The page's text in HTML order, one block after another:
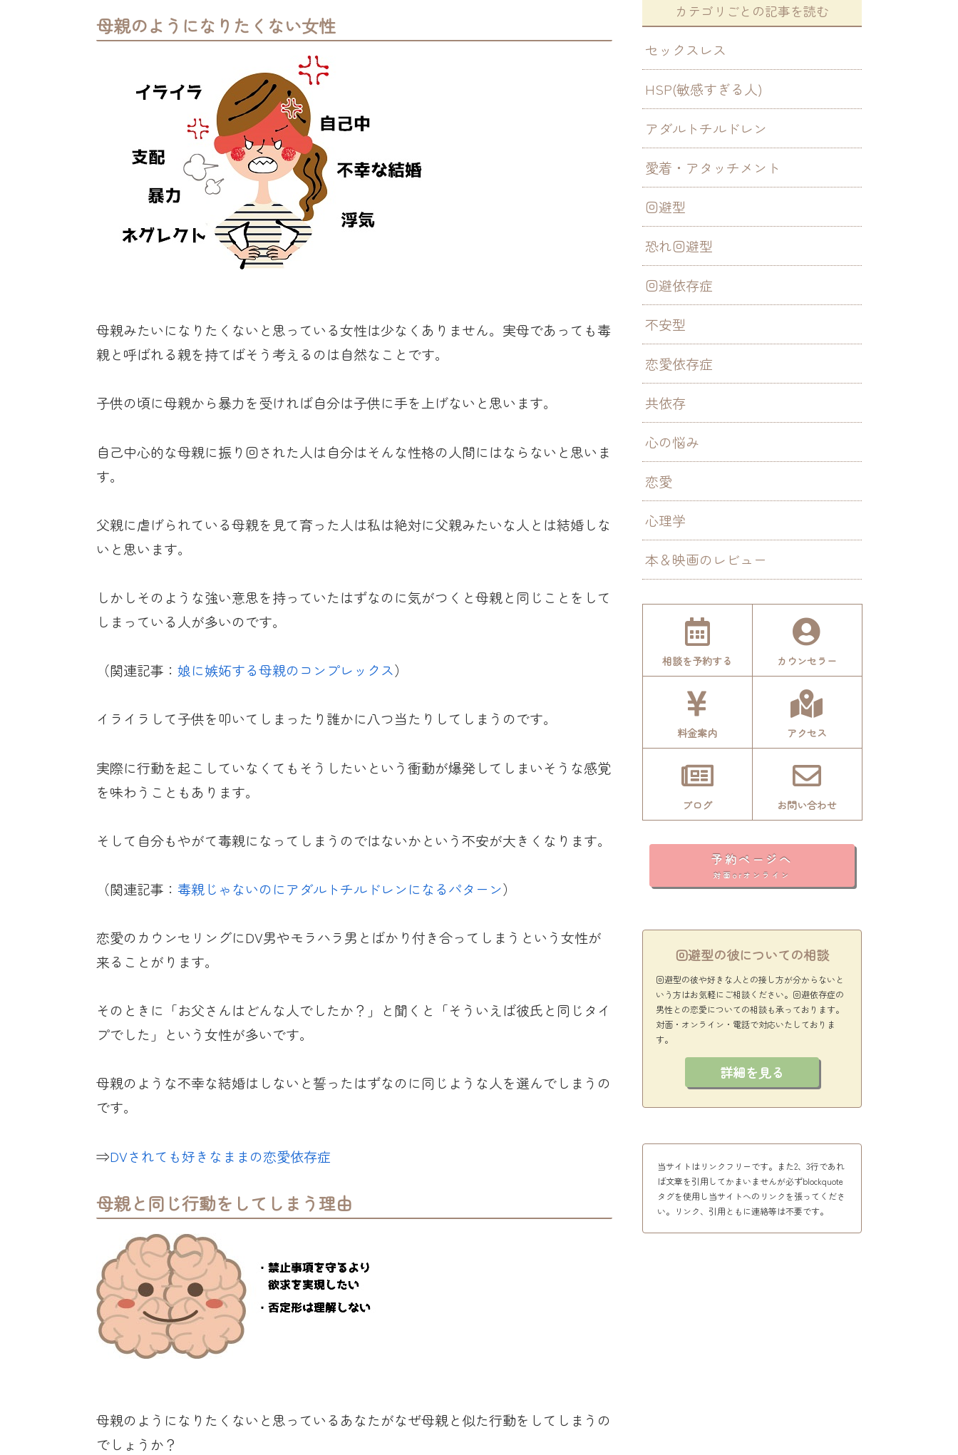
母親のようになりたくない女性
母親みたいになりたくないと思っている女性は少なくありません。実母であっても毒
親と呼ばれる親を持てばそう考えるのは自然なことです。
子供の頃に母親から暴力を受ければ自分は子供に手を上げないと思います。
自己中心的な母親に振り回された人は自分はそんな性格の人間にはならないと思いま
す。
父親に虐げられている母親を見て育った人は私は絶対に父親みたいな人とは結婚しな
いと思います。
しかしそのような強い意思を持っていたはずなのに気がつくと母親と同じことをして
しまっている人が多いのです。
（関連記事：娘に嫉妬する母親のコンプレックス）
イライラして子供を叩いてしまったり誰かに八つ当たりしてしまうのです。
実際に行動を起こしていなくてもそうしたいという衝動が爆発してしまいそうな感覚
を味わうこともあります。
そして自分もやがて毒親になってしまうのではないかという不安が大きくなります。
（関連記事：毒親じゃないのにアダルトチルドレンになるパターン）
恋愛のカウンセリングにDV男やモラハラ男とばかり付き合ってしまうという女性が
来ることがります。
そのときに「お父さんはどんな人でしたか？」と聞くと「そういえば彼氏と同じタイ
プでした」という女性が多いです。
母親のような不幸な結婚はしないと誓ったはずなのに同じような人を選んでしまうの
です。
⇒DVされても好きなままの恋愛依存症
母親と同じ行動をしてしまう理由
母親のようになりたくないと思っているあなたがなぜ母親と似た行動をしてしまうの
でしょうか？
カテゴリごとの記事を読む
セックスレス
HSP(敏感すぎる人)
アダルトチルドレン
愛着・アタッチメント
回避型
恐れ回避型
回避依存症
不安型
恋愛依存症
共依存
心の悩み
恋愛
心理学
本＆映画のレビュー
相談を予約する カウンセラー
料金案内 アクセス
ブログ お問い合わせ
予約ページへ
対面orオンライン
回避型の彼についての相談
回避型の彼や好きな人との接し方が分からないと
いう方はお気軽にご相談ください。回避依存症の
男性との恋愛についての相談も承っております。
対面・オンライン・電話で対応いたしておりま
す。
詳細を見る
当サイトはリンクフリーです。また2、3行であれ
ば文章を引用してかまいませんが必ずblockquote
タグを使用し当サイトへのリンクを張ってくださ
い。リンク、引用ともに連絡等は不要です。